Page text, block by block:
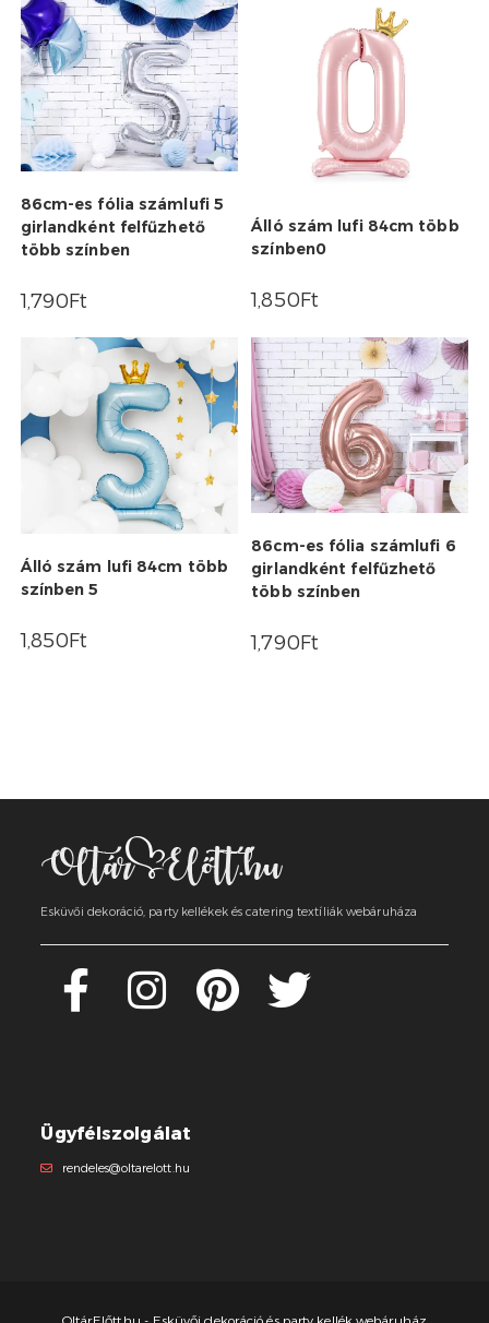
86cm-es fólia számlufi 5
girlandként felfűzhető
több színben
1,790Ft
Álló szám lufi 84cm több
színben0
1,850Ft
Álló szám lufi 84cm több
színben 5
1,850Ft
86cm-es fólia számlufi 6
girlandként felfűzhető
több színben
1,790Ft
Esküvői dekoráció, party kellékek és catering textíliák webáruháza
Ügyfélszolgálat
rendeles@oltarelott.hu